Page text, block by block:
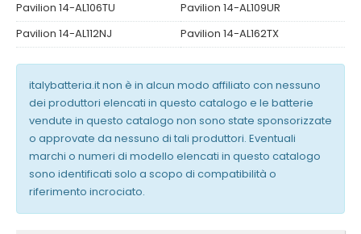
Pavilion 14-AL106TU
Pavilion 14-AL109UR
Pavilion 14-AL112NJ
Pavilion 14-AL162TX
italybatteria.it non è in alcun modo affiliato con nessuno
dei produttori elencati in questo catalogo e le batterie
vendute in questo catalogo non sono state sponsorizzate
o approvate da nessuno di tali produttori. Eventuali
marchi o numeri di modello elencati in questo catalogo
sono identificati solo a scopo di compatibilità o
riferimento incrociato.